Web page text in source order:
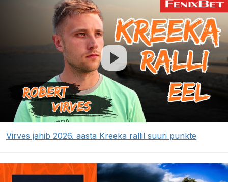
Virves jahib 2026. aasta Kreeka rallil suuri punkte